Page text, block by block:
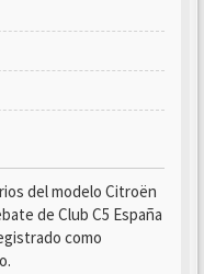
del modelo Citroën
de Club C5 España
como